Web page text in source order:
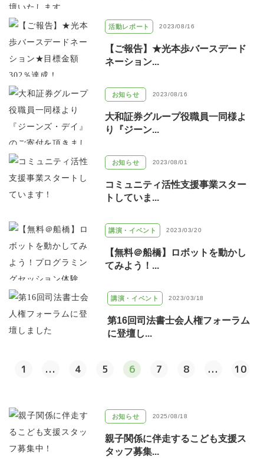
活動レポート 2023/08/16
【ご報告】★光本歩バースデード
ネーション...
お知らせ 2023/08/16
大和証券グループ役職員一同様よ
り『ジーン...
お知らせ 2023/08/01
コミュニティ活性支援事業スター
トしていま...
講演・イベント 2023/03/20
【無料＠船橋】ロボットを動かし
てみよう！...
講演・イベント 2023/03/18
第16回司法書士会人権フォーラム
に登壇し...
1 ... 4 5 6 7 8 ... 10
お知らせ 2025/08/18
親子関係に伴走するこども支援ス
タッフ募集...